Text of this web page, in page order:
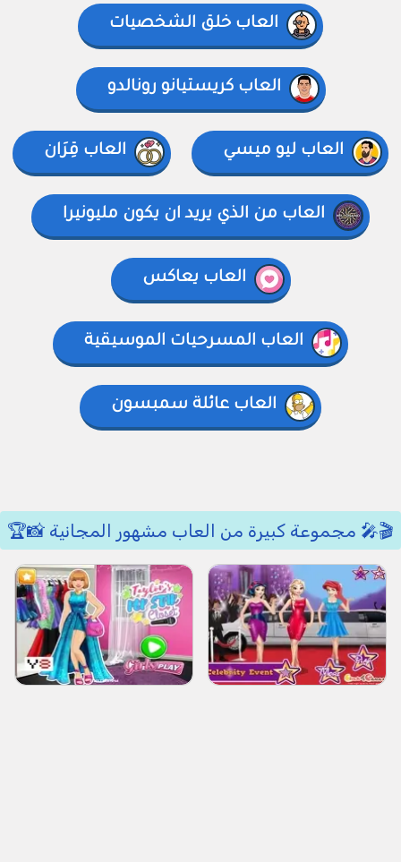
العاب خلق الشخصيات
العاب كريستيانو رونالدو
العاب ليو ميسي العاب قِرَان
العاب من الذي يريد ان يكون مليونيرا
العاب يعاكس
العاب المسرحيات الموسيقية
العاب عائلة سمبسون
🎬🎤 مجموعة كبيرة من العاب مشهور المجانية 📸🏆